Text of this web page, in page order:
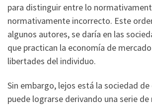
para distinguir entre lo
normativamente incorrecto. Este
algunos autores, se daría en las
que practican la economía de
libertades del individuo.
Sin embargo, lejos está la sociedad
puede lograrse derivando una serie de